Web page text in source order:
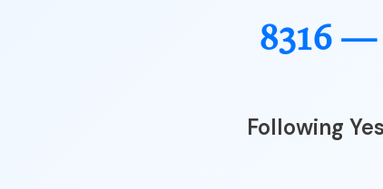
8316 —
Following